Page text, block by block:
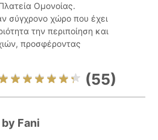
Ομονοίας.
σύγχρονο χώρο που έχει
την περιποίηση και
προσφέροντας
(55)
Fani